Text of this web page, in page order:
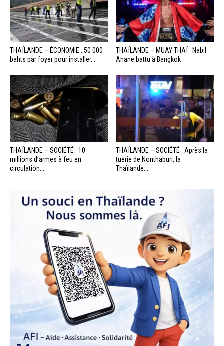
THAÏLANDE – ÉCONOMIE : 50 000
bahts par foyer pour installer...
THAÏLANDE – MUAY THAÏ : Nabil
Anane battu à Bangkok
THAÏLANDE – SOCIÉTÉ : 10
millions d’armes à feu en
circulation...
THAÏLANDE – SOCIÉTÉ : Après la
tuerie de Nonthaburi, la
Thaïlande...